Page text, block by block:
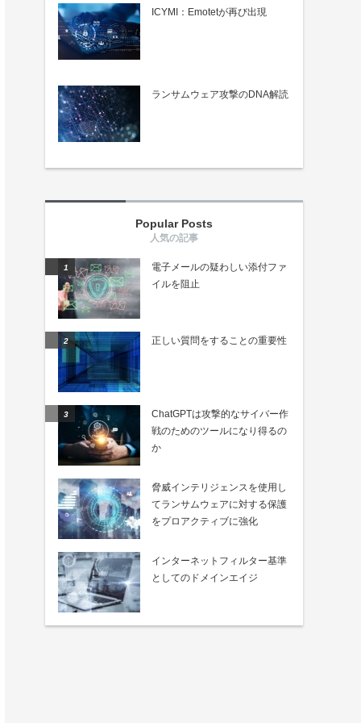
ICYMI：Emotetが再び出現
ランサムウェア攻撃のDNA解読
Popular Posts
電子メールの疑わしい添付ファ
イルを阻止
正しい質問をすることの重要性
ChatGPTは攻撃的なサイバー作
戦のためのツールになり得るの
か
脅威インテリジェンスを使用し
てランサムウェアに対する保護
をプロアクティブに強化
インターネットフィルター基準
としてのドメインエイジ